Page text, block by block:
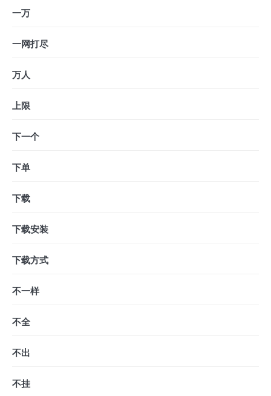
一万
一网打尽
万人
上限
下一个
下单
下载
下载安装
下载方式
不一样
不全
不出
不挂